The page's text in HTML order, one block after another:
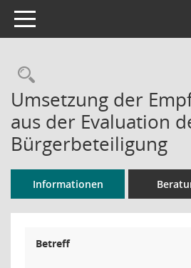
Toggle navigation
Rechercheauswahl
Umsetzung der
aus der Evaluation
Bürgerbeteiligung
Informationen
Betreff